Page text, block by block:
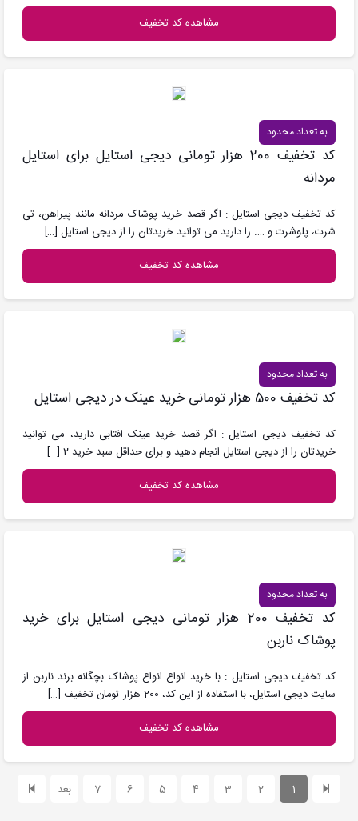
مشاهده کد تخفیف
به تعداد محدود
کد تخفیف 200 هزار تومانی دیجی استایل برای استایل
مردانه
کد تخفیف دیجی استایل : اگر قصد خرید پوشاک مردانه مانند پیراهن، تی
شرت، پلوشرت و …. را دارید می توانید خریدتان را از دیجی استایل […]
مشاهده کد تخفیف
به تعداد محدود
کد تخفیف 500 هزار تومانی خرید عینک در دیجی استایل
کد تخفیف دیجی استایل : اگر قصد خرید عینک افتابی دارید، می توانید
خریدتان را از دیجی استایل انجام دهید و برای حداقل سبد خرید 2
[…]
مشاهده کد تخفیف
به تعداد محدود
کد تخفیف 200 هزار تومانی دیجی استایل برای خرید
پوشاک ناربن
کد تخفیف دیجی استایل : با خرید انواع انواع پوشاک بچگانه برند ناربن از
سایت دیجی استایل، با استفاده از این کد، 200 هزار تومان تخفیف
[…]
مشاهده کد تخفیف
1
2
3
4
5
6
7 بعد